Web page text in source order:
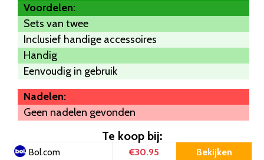
Voordelen:
Sets van twee
Inclusief handige accessoires
Handig
Eenvoudig in gebruik
Nadelen:
Geen nadelen gevonden
Te koop bij:
Bol.com €30.95 Bekijken